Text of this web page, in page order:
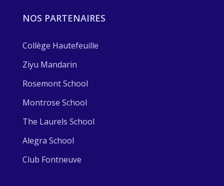
NOS PARTENAIRES
Collège Hautefeuille
Ziyu Mandarin
Rosemont School
Montrose School
The Laurels School
Alegra School
Club Fontneuve